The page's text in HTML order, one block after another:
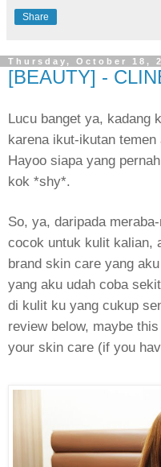
Share
Thursday, October 18,
[BEAUTY] -
Lucu banget ya, kadang
karena ikut-ikutan
Hayoo siapa yang
kok *shy*.
So, ya, daripada
cocok untuk kulit kalian,
brand skin care yang
yang aku udah coba
di kulit ku yang cukup
review below, maybe
your skin care (if you